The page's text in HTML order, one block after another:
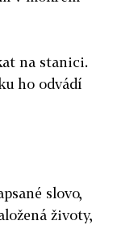
na stanici.
ho odvádí
slovo,
životy,